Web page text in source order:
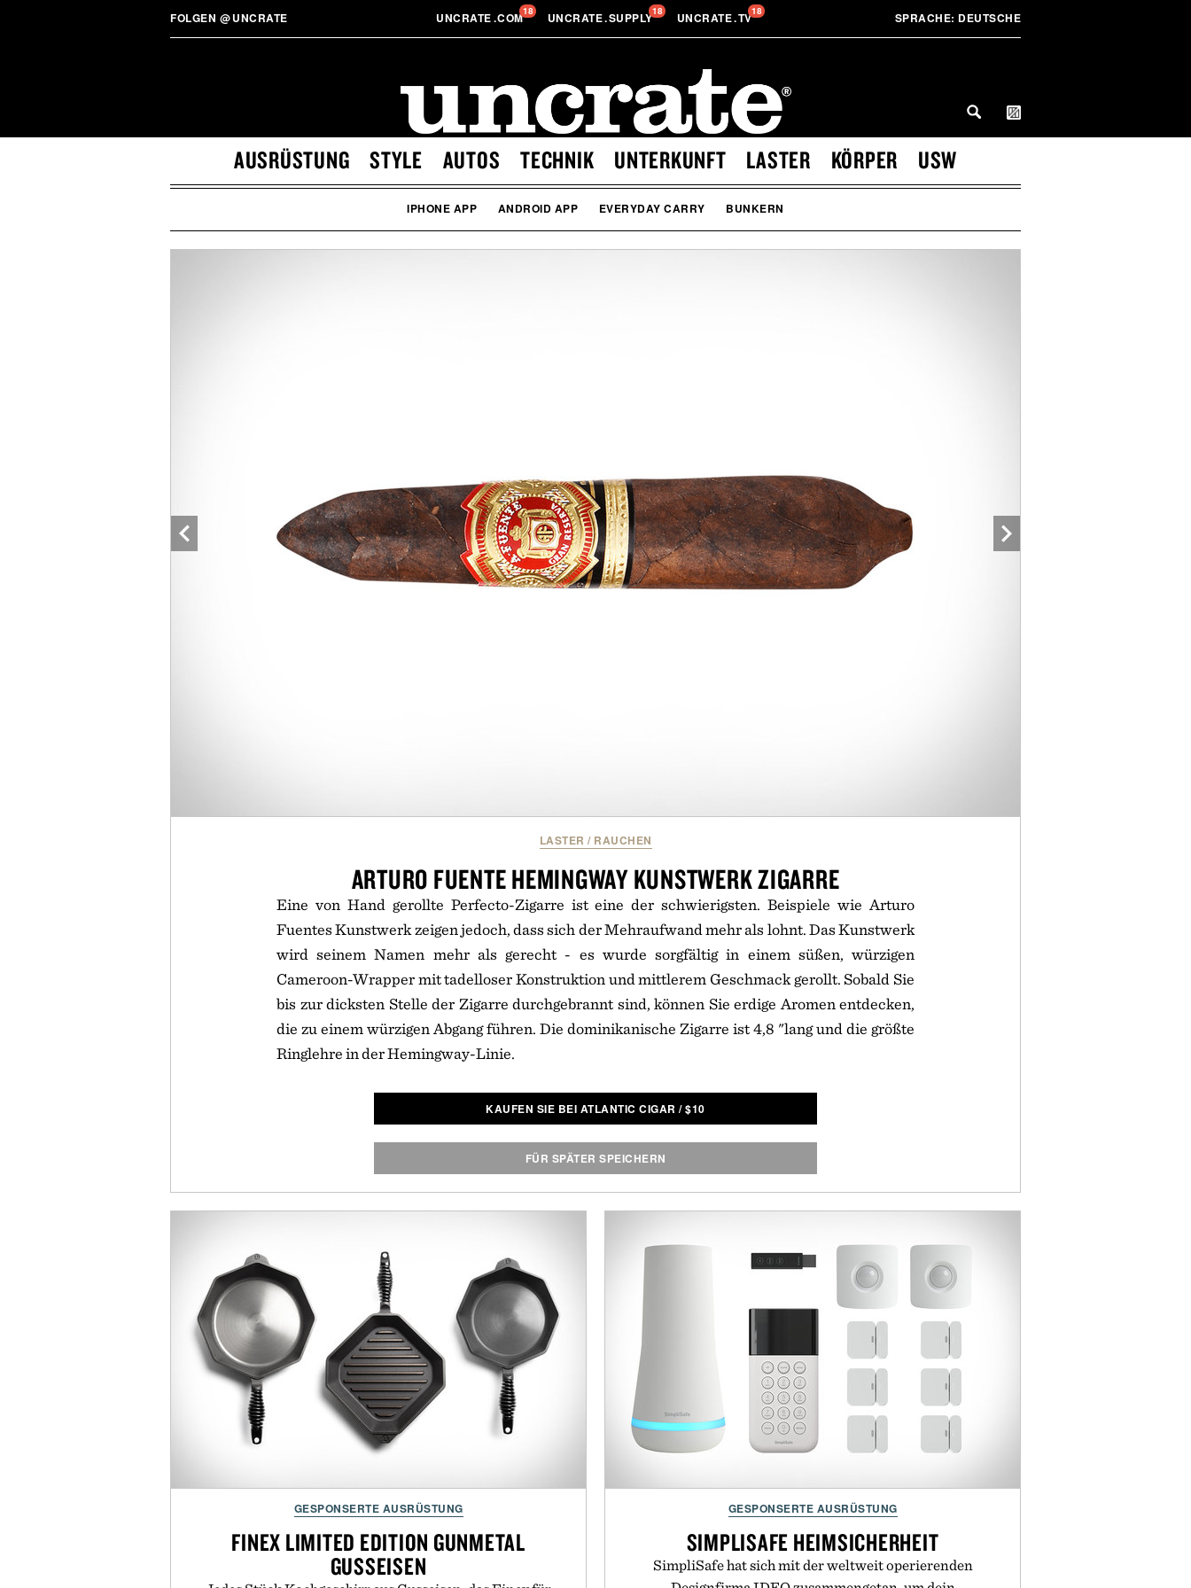
FOLGEN @UNCRATE UNCRATE.COM18 UNCRATE.SUPPLY18 UNCRATE.TV18 SPRACHE: DEUTSCHE
AUSRÜSTUNG STYLE AUTOS TECHNIK UNTERKUNFT LASTER KÖRPER USW
IPHONE APP ANDROID APP EVERYDAY CARRY BUNKERN
LASTER / RAUCHEN
ARTURO FUENTE HEMINGWAY KUNSTWERK ZIGARRE
Eine von Hand gerollte Perfecto-Zigarre ist eine der schwierigsten. Beispiele wie Arturo
Fuentes Kunstwerk zeigen jedoch, dass sich der Mehraufwand mehr als lohnt. Das Kunstwerk
wird seinem Namen mehr als gerecht - es wurde sorgfältig in einem süßen, würzigen
Cameroon-Wrapper mit tadelloser Konstruktion und mittlerem Geschmack gerollt. Sobald Sie
bis zur dicksten Stelle der Zigarre durchgebrannt sind, können Sie erdige Aromen entdecken,
die zu einem würzigen Abgang führen. Die dominikanische Zigarre ist 4,8 "lang und die größte
Ringlehre in der Hemingway-Linie.
KAUFEN SIE BEI ATLANTIC CIGAR /$10
FÜR SPÄTER SPEICHERN
GESPONSERTE AUSRÜSTUNG
FINEX LIMITED EDITION GUNMETAL
GUSSEISEN
GESPONSERTE AUSRÜSTUNG
SIMPLISAFE HEIMSICHERHEIT
SimpliSafe hat sich mit der weltweit operierenden